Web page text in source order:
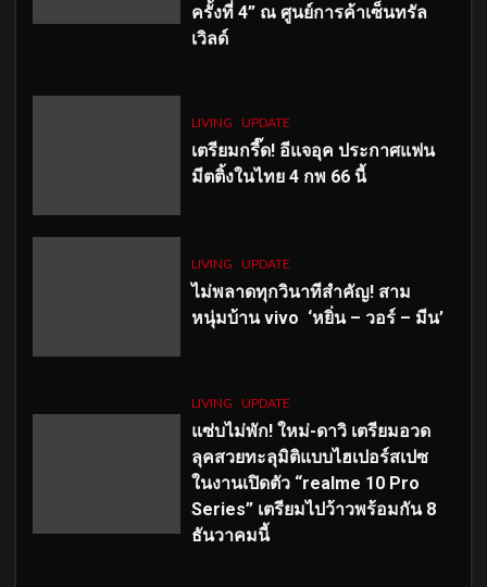
ครั้งที่ 4” ณ ศูนย์การค้าเซ็นทรัล
เวิลด์
LIVING UPDATE
เตรียมกรี๊ด! อีแจอุค ประกาศแฟน
มีตติ้งในไทย 4 กพ 66 นี้
LIVING UPDATE
ไม่พลาดทุกวินาทีสำคัญ! สาม
หนุ่มบ้าน vivo ‘หยิ่น – วอร์ – มีน’
LIVING UPDATE
แซ่บไม่พัก! ใหม่-ดาวิ เตรียมอวด
ลุคสวยทะลุมิติแบบไฮเปอร์สเปซ
ในงานเปิดตัว “realme 10 Pro
Series” เตรียมไปว้าวพร้อมกัน 8
ธันวาคมนี้